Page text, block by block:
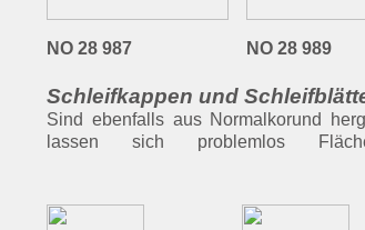
NO 28 987 NO 28 989
Schleifkappen und
Sind ebenfalls aus Normalkorund
lassen sich problemlos
Aussparungen und Nuten bearbeiten.
schleifenden Werkstoff anpassen.